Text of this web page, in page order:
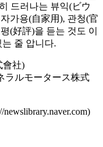
드러나는 뷰익(ビウ
가용(自家用), 관청(官
(好評)을 듣는 것도 이
줄 압니다.
會社)
ラルモータース株式